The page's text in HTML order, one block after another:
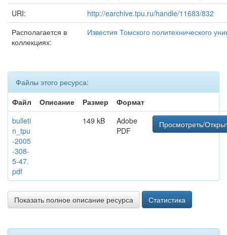
URI:
http://earchive.tpu.ru/handle/11683/832
Располагается в
коллекциях:
Известия Томского политехнического
Файлы этого ресурса:
Файл
Описание Размер
Формат
bulleti
n_tpu
-2005
-308-
5-47.
pdf
149 kB
Adobe
PDF
Просмотреть/
Показать полное описание ресурса Статистика